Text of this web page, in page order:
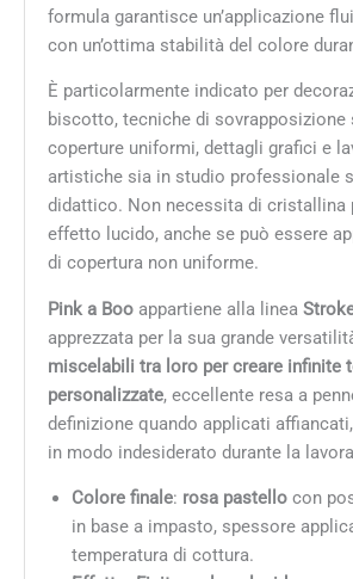
formula garantisce un’applicazione
con un’ottima stabilità del colore
È particolarmente indicato per
biscotto, tecniche di sovrapposizione
coperture uniformi, dettagli grafici e
artistiche sia in studio professionale
didattico. Non necessita di cristallina
effetto lucido, anche se può essere
di copertura non uniforme.
Pink a Boo appartiene alla linea
apprezzata per la sua grande
miscelabili tra loro per creare infinite
personalizzate, eccellente resa a
definizione quando applicati
in modo indesiderato durante la
Colore finale: rosa pastellocon
in base a impasto, spessore
temperatura di cottura.